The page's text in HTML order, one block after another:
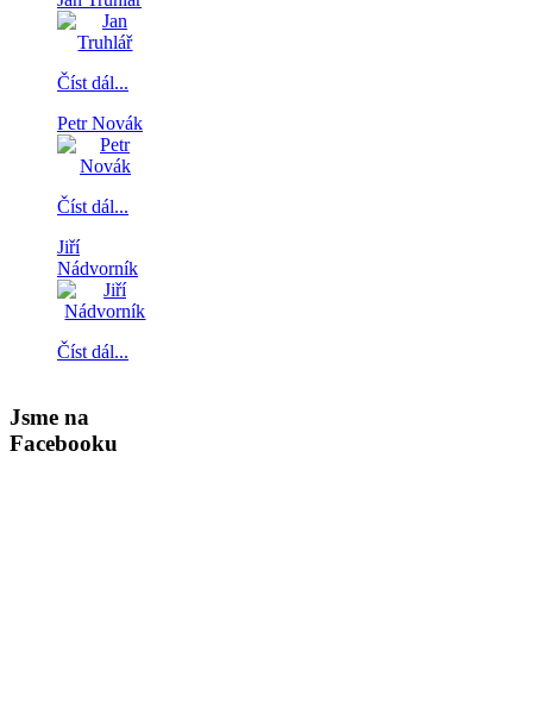
Číst dál...
Petr Novák
Číst dál...
Jiří
Nádvorník
Číst dál...
Jsme na
Facebooku